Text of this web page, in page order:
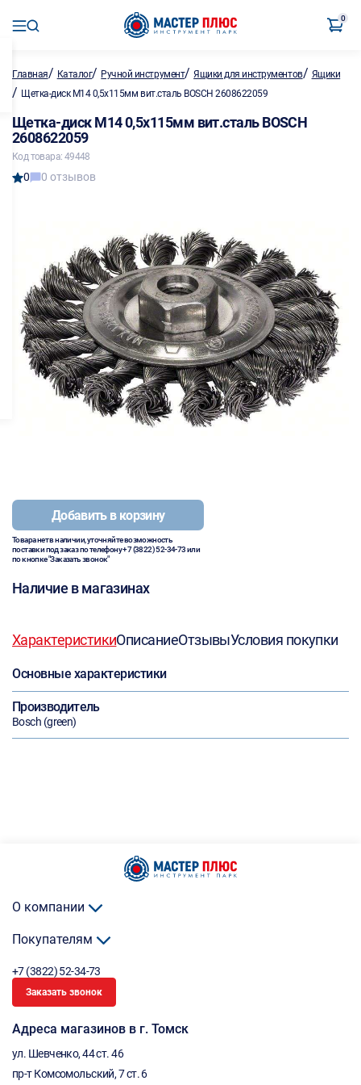
0
Главная/ Каталог/ Ручной инструмент/Ящики для инструментов/ Ящики
/ Щетка-диск М14 0,5х115мм вит.сталь BOSCH 2608622059
Щетка-диск М14 0,5х115мм вит.сталь BOSCH
2608622059
Код товара: 49448
0 0 отзывов
Добавить в корзину
Товара нет в наличии, уточняйте возможность
поставки под заказ по телефону+7 (3822) 52-34-73или
по кнопке "Заказать звонок"
Наличие в магазинах
ХарактеристикиОписаниеОтзывыУсловия покупки
Основные характеристики
Производитель
Bosch (green)
О компании
Покупателям
+7 (3822) 52-34-73
Заказать звонок
Адреса магазинов в г. Томск
ул. Шевченко, 44 ст. 46
пр-т Комсомольский, 7 ст. 6